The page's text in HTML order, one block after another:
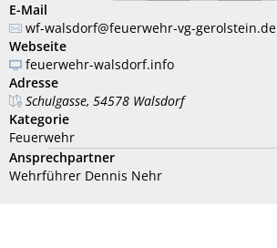
E-Mail
wf-walsdorf@feuerwehr-vg-gerolstein.de
Webseite
feuerwehr-walsdorf.info
Adresse
Schulgasse, 54578 Walsdorf
Kategorie
Feuerwehr
Ansprechpartner
Wehrführer Dennis Nehr